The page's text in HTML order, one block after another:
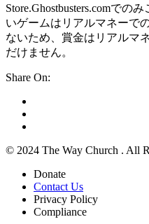
Store.Ghostbusters.comでの
いゲームはリアルマネーで
ないため、賞金はリアルマ
だけません。
Share On:
© 2024 The Way Church . All
Donate
Contact Us
Privacy Policy
Compliance